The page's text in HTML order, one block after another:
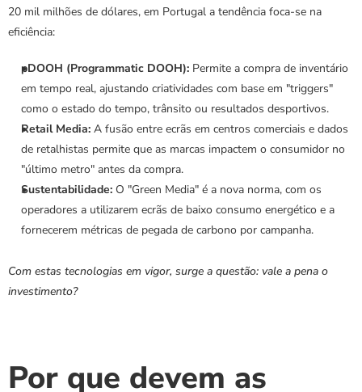
20 mil milhões de dólares, em Portugal a tendência foca-se na
eficiência:
pDOOH (Programmatic DOOH): Permite a compra de inventário
em tempo real, ajustando criatividades com base em "triggers"
como o estado do tempo, trânsito ou resultados desportivos.
Retail Media: A fusão entre ecrãs em centros comerciais e dados
de retalhistas permite que as marcas impactem o consumidor no
"último metro" antes da compra.
Sustentabilidade: O "Green Media" é a nova norma, com os
operadores a utilizarem ecrãs de baixo consumo energético e a
fornecerem métricas de pegada de carbono por campanha.
Com estas tecnologias em vigor, surge a questão: vale a pena o
investimento?
Por que devem as